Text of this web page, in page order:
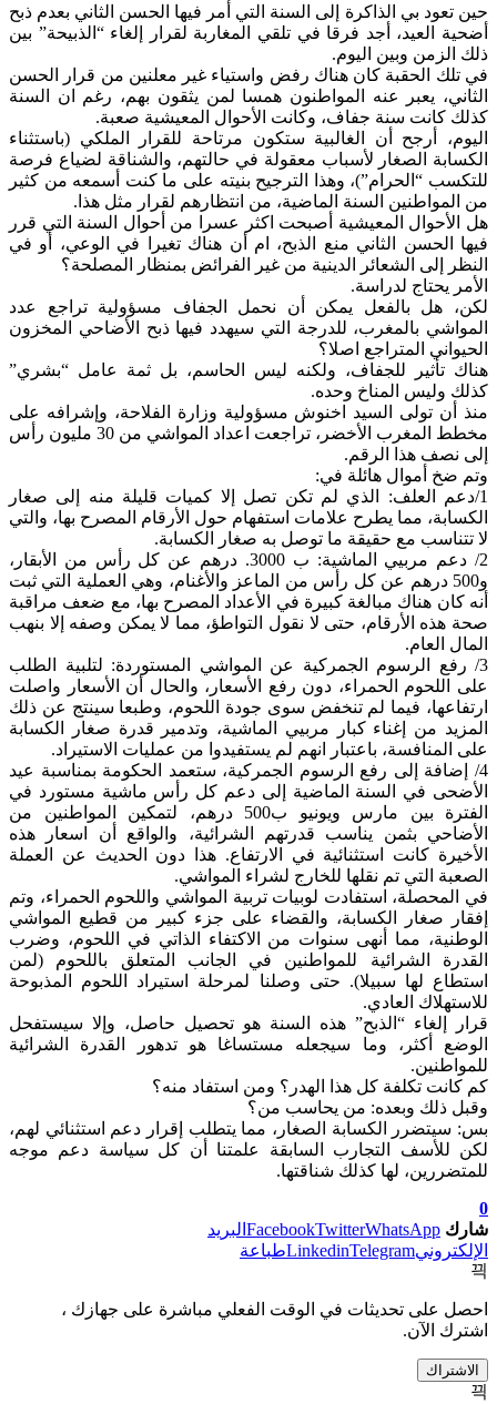
حين تعود بي الذاكرة إلى السنة التي أمر فيها الحسن الثاني بعدم ذبح
أضحية العيد، أجد فرقا في تلقي المغاربة لقرار إلغاء “الذبيحة” بين
ذلك الزمن وبين اليوم.
في تلك الحقبة كان هناك رفض واستياء غير معلنين من قرار الحسن
الثاني، يعبر عنه المواطنون همسا لمن يثقون بهم، رغم ان السنة
كذلك كانت سنة جفاف، وكانت الأحوال المعيشية صعبة.
اليوم، أرجح أن الغالبية ستكون مرتاحة للقرار الملكي (باستثناء
الكسابة الصغار لأسباب معقولة في حالتهم، والشناقة لضياع فرصة
للتكسب “الحرام”)، وهذا الترجيح بنيته على ما كنت أسمعه من كثير
من المواطنين السنة الماضية، من انتظارهم لقرار مثل هذا.
هل الأحوال المعيشية أصبحت اكثر عسرا من أحوال السنة التي قرر
فيها الحسن الثاني منع الذبح، ام أن هناك تغيرا في الوعي، أو في
النظر إلى الشعائر الدينية من غير الفرائض بمنظار المصلحة؟
الأمر يحتاج لدراسة.
لكن، هل بالفعل يمكن أن نحمل الجفاف مسؤولية تراجع عدد
المواشي بالمغرب، للدرجة التي سيهدد فيها ذبح الأضاحي المخزون
الحيواني المتراجع اصلا؟
هناك تأثير للجفاف، ولكنه ليس الحاسم، بل ثمة عامل “بشري”
كذلك وليس المناخ وحده.
منذ أن تولى السيد اخنوش مسؤولية وزارة الفلاحة، وإشرافه على
مخطط المغرب الأخضر، تراجعت اعداد المواشي من 30 مليون رأس
إلى نصف هذا الرقم.
وتم ضخ أموال هائلة في:
1/دعم العلف: الذي لم تكن تصل إلا كميات قليلة منه إلى صغار
الكسابة، مما يطرح علامات استفهام حول الأرقام المصرح بها، والتي
لا تتناسب مع حقيقة ما توصل به صغار الكسابة.
2/ دعم مربيي الماشية: ب 3000. درهم عن كل رأس من الأبقار،
و500 درهم عن كل رأس من الماعز والأغنام، وهي العملية التي ثبت
أنه كان هناك مبالغة كبيرة في الأعداد المصرح بها، مع ضعف مراقبة
صحة هذه الأرقام، حتى لا نقول التواطؤ، مما لا يمكن وصفه إلا بنهب
المال العام.
3/ رفع الرسوم الجمركية عن المواشي المستوردة: لتلبية الطلب
على اللحوم الحمراء، دون رفع الأسعار، والحال أن الأسعار واصلت
ارتفاعها، فيما لم تنخفض سوى جودة اللحوم، وطبعا سينتج عن ذلك
المزيد من إغناء كبار مربيي الماشية، وتدمير قدرة صغار الكسابة
على المنافسة، باعتبار انهم لم يستفيدوا من عمليات الاستيراد.
4/ إضافة إلى رفع الرسوم الجمركية، ستعمد الحكومة بمناسبة عيد
الأضحى في السنة الماضية إلى دعم كل رأس ماشية مستورد في
الفترة بين مارس ويونيو ب500 درهم، لتمكين المواطنين من
الأضاحي بثمن يناسب قدرتهم الشرائية، والواقع أن اسعار هذه
الأخيرة كانت استثنائية في الارتفاع. هذا دون الحديث عن العملة
الصعبة التي تم نقلها للخارج لشراء المواشي.
في المحصلة، استفادت لوبيات تربية المواشي واللحوم الحمراء، وتم
إفقار صغار الكسابة، والقضاء على جزء كبير من قطيع المواشي
الوطنية، مما أنهى سنوات من الاكتفاء الذاتي في اللحوم، وضرب
القدرة الشرائية للمواطنين في الجانب المتعلق باللحوم (لمن
استطاع لها سبيلا). حتى وصلنا لمرحلة استيراد اللحوم المذبوحة
للاستهلاك العادي.
قرار إلغاء “الذبح” هذه السنة هو تحصيل حاصل، وإلا سيستفحل
الوضع أكثر، وما سيجعله مستساغا هو تدهور القدرة الشرائية
للمواطنين.
كم كانت تكلفة كل هذا الهدر؟ ومن استفاد منه؟
وقبل ذلك وبعده: من يحاسب من؟
بس: سيتضرر الكسابة الصغار، مما يتطلب إقرار دعم استثنائي لهم،
لكن للأسف التجارب السابقة علمتنا أن كل سياسة دعم موجه
للمتضررين، لها كذلك شناقتها.
0
شارك
FacebookTwitterWhatsApp
البريد
الإلكتروني
LinkedinTelegram طباعة
احصل على تحديثات في الوقت الفعلي مباشرة على جهازك ،
اشترك الآن.
الاشتراك